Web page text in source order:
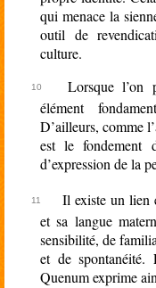
qui menace la
outil de
culture.
Lorsque l’on
élément
D’ailleurs, comme
est le fondement
d’expression de la
Il existe un lien
et sa langue
sensibilité, de
et de spontanéité.
Quenum exprime